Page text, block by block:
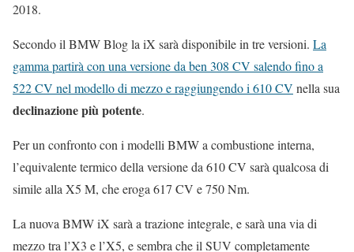
2018.
Secondo il BMW Blog la iX sarà disponibile in tre versioni. La
gamma partirà con una versione da ben 308 CV salendo fino a
522 CV nel modello di mezzo e raggiungendo i 610 CV nella sua
declinazione più potente.
Per un confronto con i modelli BMW a combustione interna,
l’equivalente termico della versione da 610 CV sarà qualcosa di
simile alla X5 M, che eroga 617 CV e 750 Nm.
La nuova BMW iX sarà a trazione integrale, e sarà una via di
mezzo tra l’X3 e l’X5, e sembra che il SUV completamente